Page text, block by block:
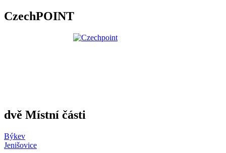
CzechPOINT
dvě Místní části
Býkev
Jenišovice